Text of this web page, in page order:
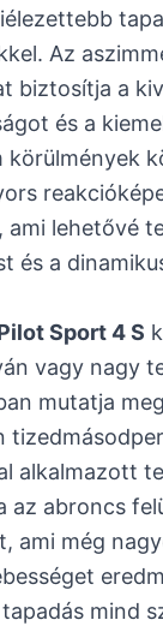
Az
biztosítja a
és a
körülmények
ami lehetővé
és a
Sport 4 S
vagy nagy
mutatja
alkalmazott
az abroncs
ami még
mind